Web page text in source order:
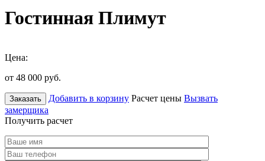
Гостинная Плимут
Цена:
от 48 000 руб.
Заказать Добавить в корзину Расчет цены Вызвать
замерщика
Получить расчет